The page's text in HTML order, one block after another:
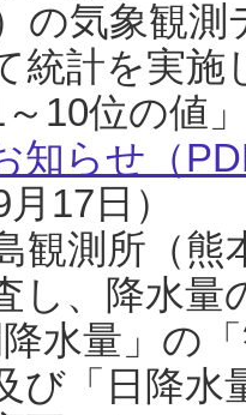
の気象観
統計を実
10位の値
知らせ（
17日）
観測所（熊
し、降水
降水量」の
び「日降